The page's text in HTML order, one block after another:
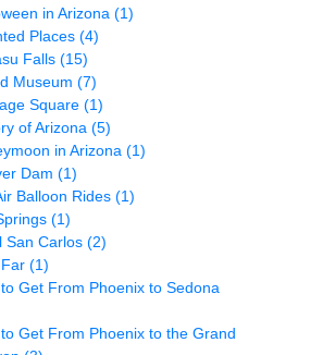
in Arizona (1)
Places (4)
Falls (15)
Museum (7)
Square (1)
of Arizona (5)
in Arizona (1)
Dam (1)
Balloon Rides (1)
(1)
San Carlos (2)
(1)
Get From Phoenix to Sedona
Get From Phoenix to the Grand